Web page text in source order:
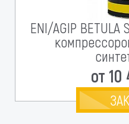
ENI/AGIP BETULA
от